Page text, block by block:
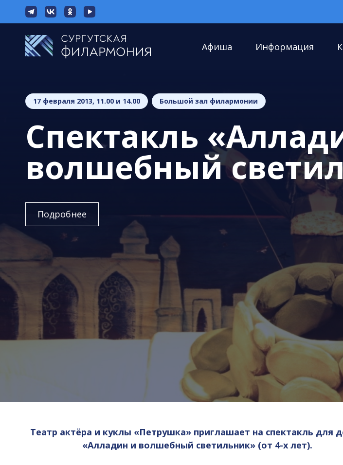
Афиша Информация
17 февраля 2013, 11.00 и 14.00 Большой зал филармонии
Спектакль
волшебный
Подробнее
Театр актёра и куклы «Петрушка» приглашает на спектакль для
«Алладин и волшебный светильник» (от 4-х лет).